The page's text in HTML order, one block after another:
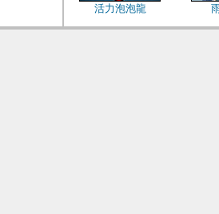
活力泡泡龍